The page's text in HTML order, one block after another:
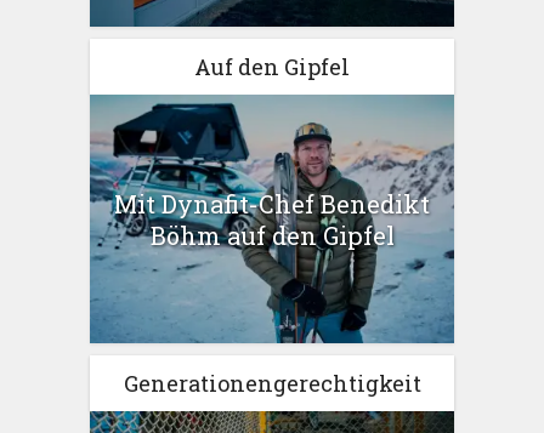
Auf den Gipfel
Mit Dynafit-Chef Benedikt
Böhm auf den Gipfel
Generationengerechtigkeit